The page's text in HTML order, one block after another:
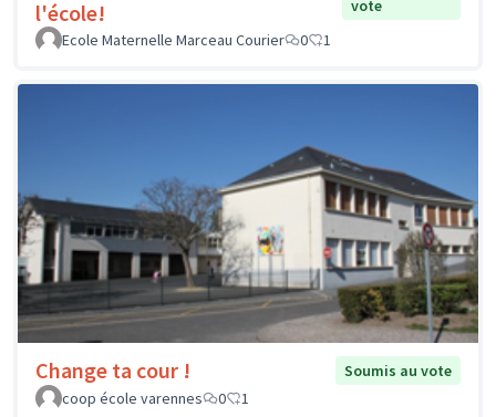
l'école!
vote
Ecole Maternelle Marceau Courier
0 1
Change ta cour !
Soumis au vote
coop école varennes
0 1